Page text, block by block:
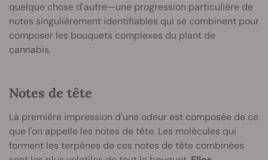
quelque chose d'autre—une progression particulière de
notes singulièrement identifiables qui se combinent pour
composer les bouquets complexes du plant de
cannabis.
Notes de tête
La première impression d'une odeur est composée de ce
que l'on appelle les notes de tête. Les molécules qui
forment les terpènes de ces notes de tête combinées